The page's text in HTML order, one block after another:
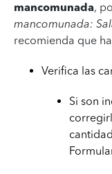
mancomunada,
mancomunada:
recomienda que
Verifica las
Si son